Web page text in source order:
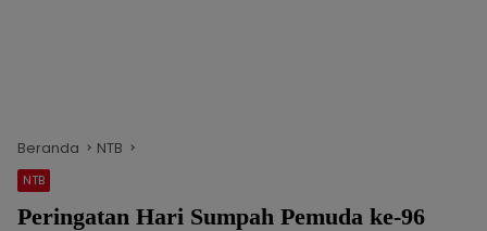
Beranda NTB
NTB
Peringatan Hari Sumpah Pemuda ke-96